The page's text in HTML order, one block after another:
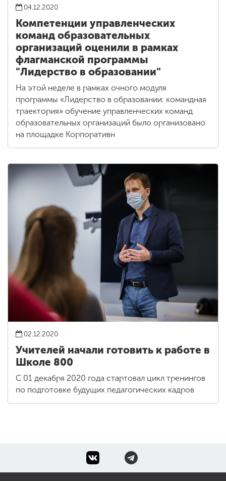
04.12.2020
Компетенции управленческих
команд образовательных
организаций оценили в рамках
флагманской программы
"Лидерство в образовании"
На этой неделе в рамках очного модуля
программы «Лидерство в образовании: командная
траектория» обучение управленческих команд
образовательных организаций было организовано
на площадке Корпоративн
02.12.2020
Учителей начали готовить к работе в
Школе 800
С 01 декабря 2020 года стартовал цикл тренингов
по подготовке будущих педагогических кадров